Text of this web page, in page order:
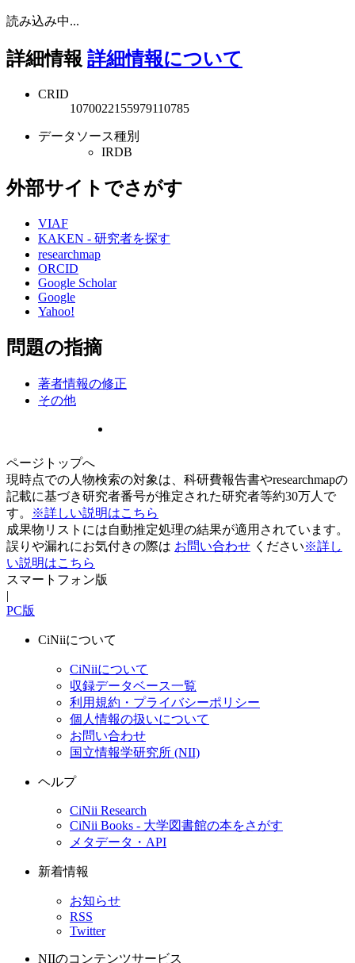
読み込み中...
詳細情報 詳細情報について
CRID
1070022155979110785
データソース種別
IRDB
外部サイトでさがす
VIAF
KAKEN - 研究者を探す
researchmap
ORCID
Google Scholar
Google
Yahoo!
問題の指摘
著者情報の修正
その他
ページトップへ
現時点での人物検索の対象は、科研費報告書やresearchmapの
記載に基づき研究者番号が推定された研究者等約30万人で
す。
※詳しい説明はこちら
成果物リストには自動推定処理の結果が適用されています。
誤りや漏れにお気付きの際は お問い合わせ ください※詳し
い説明はこちら
スマートフォン版
|
PC版
CiNiiについて
CiNiiについて
収録データベース一覧
利用規約・プライバシーポリシー
個人情報の扱いについて
お問い合わせ
国立情報学研究所 (NII)
ヘルプ
CiNii Research
CiNii Books - 大学図書館の本をさがす
メタデータ・API
新着情報
お知らせ
RSS
Twitter
NIIのコンテンツサービス